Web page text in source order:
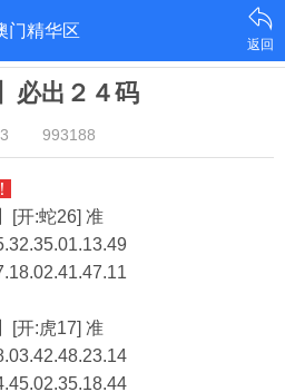
门精华区
返回
必出２４码
993188
[开:蛇26] 准
[开:虎17] 准